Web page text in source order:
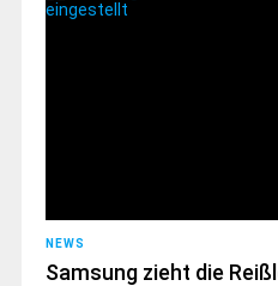
NEWS
Samsung zieht die